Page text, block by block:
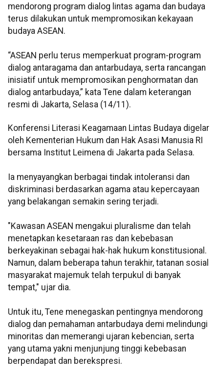
mendorong program dialog lintas agama dan budaya
terus dilakukan untuk mempromosikan kekayaan
budaya ASEAN.
“ASEAN perlu terus memperkuat program-program
dialog antaragama dan antarbudaya, serta rancangan
inisiatif untuk mempromosikan penghormatan dan
dialog antarbudaya,” kata Tene dalam keterangan
resmi di Jakarta, Selasa (14/11).
Konferensi Literasi Keagamaan Lintas Budaya digelar
oleh Kementerian Hukum dan Hak Asasi Manusia RI
bersama Institut Leimena di Jakarta pada Selasa.
Ia menyayangkan berbagai tindak intoleransi dan
diskriminasi berdasarkan agama atau kepercayaan
yang belakangan semakin sering terjadi.
"Kawasan ASEAN mengakui pluralisme dan telah
menetapkan kesetaraan ras dan kebebasan
berkeyakinan sebagai hak-hak hukum konstitusional.
Namun, dalam beberapa tahun terakhir, tatanan sosial
masyarakat majemuk telah terpukul di banyak
tempat," ujar dia.
Untuk itu, Tene menegaskan pentingnya mendorong
dialog dan pemahaman antarbudaya demi melindungi
minoritas dan memerangi ujaran kebencian, serta
yang utama yakni menjunjung tinggi kebebasan
berpendapat dan berekspresi.